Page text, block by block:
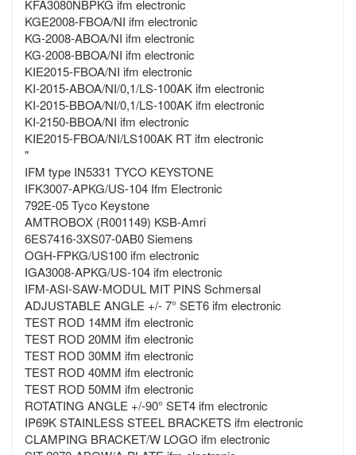
KFA3080NBPKG ifm electronic
KGE2008-FBOA/NI ifm electronic
KG-2008-ABOA/NI ifm electronic
KG-2008-BBOA/NI ifm electronic
KIE2015-FBOA/NI ifm electronic
KI-2015-ABOA/NI/0,1/LS-100AK ifm electronic
KI-2015-BBOA/NI/0,1/LS-100AK ifm electronic
KI-2150-BBOA/NI ifm electronic
KIE2015-FBOA/NI/LS100AK RT ifm electronic
"
IFM type IN5331 TYCO KEYSTONE
IFK3007-APKG/US-104 Ifm Electronic
792E-05 Tyco Keystone
AMTROBOX (R001149) KSB-Amri
6ES7416-3XS07-0AB0 Siemens
OGH-FPKG/US100 ifm electronic
IGA3008-APKG/US-104 ifm electronic
IFM-ASI-SAW-MODUL MIT PINS Schmersal
ADJUSTABLE ANGLE +/- 7° SET6 ifm electronic
TEST ROD 14MM ifm electronic
TEST ROD 20MM ifm electronic
TEST ROD 30MM ifm electronic
TEST ROD 40MM ifm electronic
TEST ROD 50MM ifm electronic
ROTATING ANGLE +/-90° SET4 ifm electronic
IP69K STAINLESS STEEL BRACKETS ifm electronic
CLAMPING BRACKET/W LOGO ifm electronic